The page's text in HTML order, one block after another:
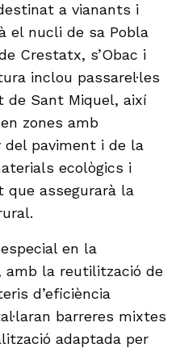
a vianants i
el nucli de sa Pobla
Crestatx, s’Obac i
inclou passarel·les
Sant Miquel, així
zones amb
del paviment i de la
ecològics i
que assegurarà la
en la
la reutilització de
d’eficiència
barreres mixtes
adaptada per